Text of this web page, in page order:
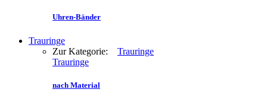
Uhren-Bänder
Trauringe
Zur Kategorie: Trauringe
Trauringe
nach Material